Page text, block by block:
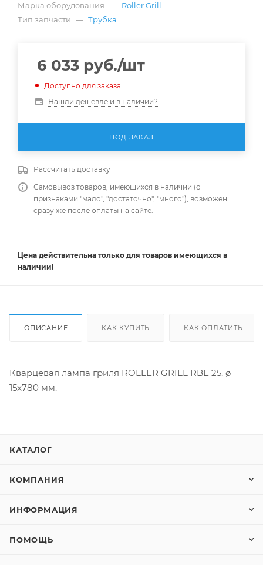
Марка оборудования — Roller Grill
Тип запчасти — Трубка
6 033 руб./шт
Доступно для заказа
Нашли дешевле и в наличии?
ПОД ЗАКАЗ
Рассчитать доставку
Самовывоз товаров, имеющихся в наличии (с
признаками "мало", "достаточно", "много"), возможен
сразу же после оплаты на сайте.
Цена действительна только для товаров имеющихся в
наличии!
ОПИСАНИЕ КАК КУПИТЬ КАК ОПЛАТИТЬ
Кварцевая лампа гриля ROLLER GRILL RBE 25. ø
15x780 мм.
КАТАЛОГ
КОМПАНИЯ
ИНФОРМАЦИЯ
ПОМОЩЬ